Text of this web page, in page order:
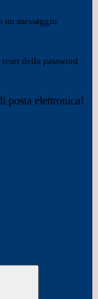
un messaggio
della password
posta elettronica!